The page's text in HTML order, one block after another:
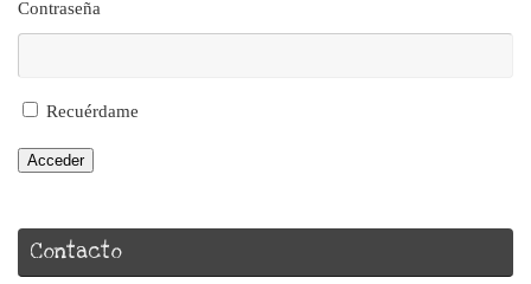
Contraseña
Recuérdame
Acceder
Contacto